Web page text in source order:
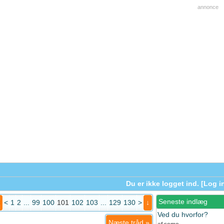
annonce
Du er ikke logget ind. [Log
< 1 2 99 100 101 102 103 129 130 > ↓
Seneste indlæg
Ved du hvorfor?